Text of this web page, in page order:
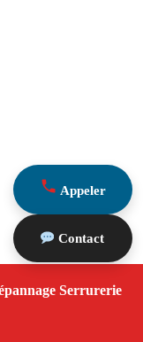
Appeler
Contact